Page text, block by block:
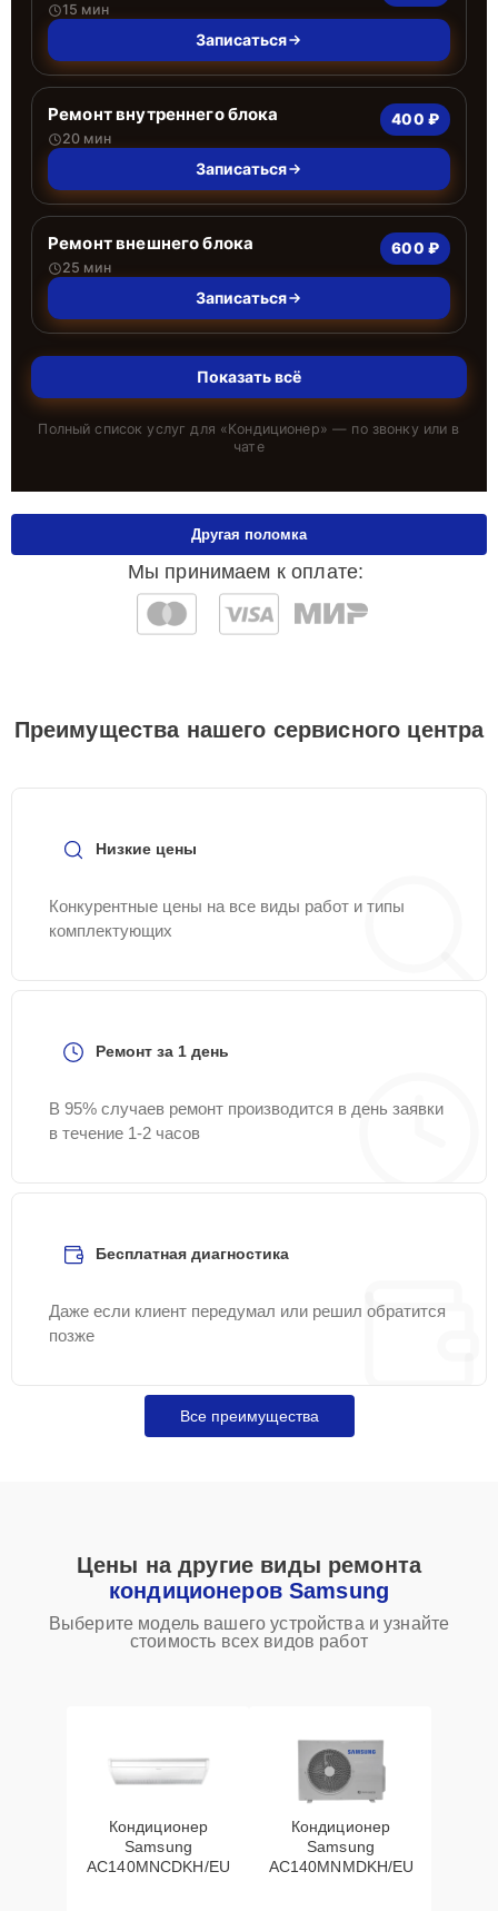
15 мин
Записаться
Ремонт внутреннего блока
20 мин
400 ₽
Записаться
Ремонт внешнего блока
25 мин
600 ₽
Записаться
Показать всё
Полный список услуг для «Кондиционер» — по звонку или в
чате
Мы принимаем к оплате:
Другая поломка
Преимущества нашего сервисного центра
Низкие цены
Конкурентные цены на все виды работ и типы
комплектующих
Ремонт за 1 день
В 95% случаев ремонт производится в день заявки
в течение 1-2 часов
Бесплатная диагностика
Даже если клиент передумал или решил обратится
позже
Все преимущества
Цены на другие виды ремонта
кондиционеров Samsung
Выберите модель вашего устройства и узнайте
стоимость всех видов работ
Кондиционер
Samsung
AC140MNCDKH/EU
Кондиционер
Samsung
AC140MNMDKH/EU